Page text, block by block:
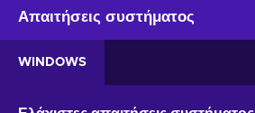
Απαιτήσεις συστήματος
WINDOWS